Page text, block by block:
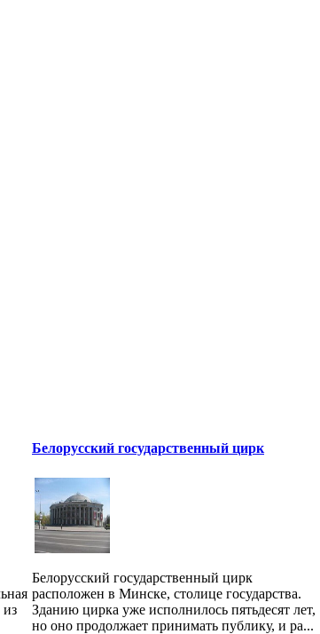
из
Белорусский государственный цирк
Белорусский государственный цирк
расположен в Минске, столице государства.
Зданию цирка уже исполнилось пятьдесят лет,
но оно продолжает принимать публику, и ра...